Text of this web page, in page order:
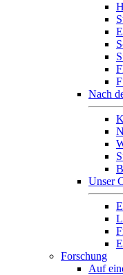
Nach
Unser
Forschung
Auf